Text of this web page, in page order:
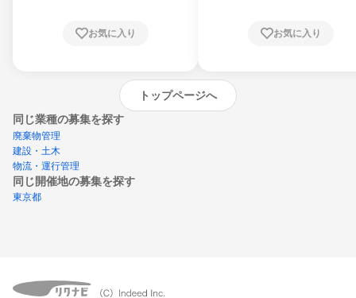
お気に入り お気に入り
トップページへ
同じ業種の募集を探す
廃棄物管理
建設・土木
物流・運行管理
同じ開催地の募集を探す
東京都